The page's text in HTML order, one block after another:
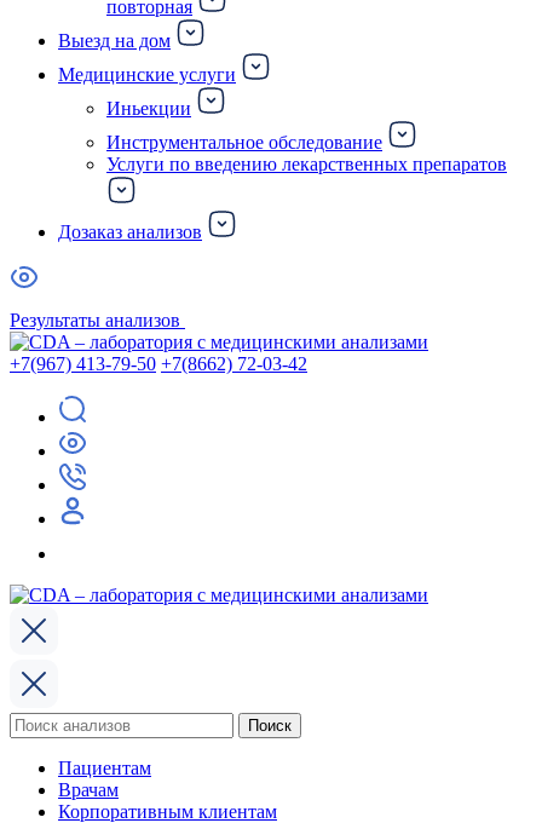
повторная
Выезд на дом
Медицинские услуги
Иньекции
Инструментальное обследование
Услуги по введению лекарственных препаратов
Дозаказ анализов
Результаты анализов
+7(967) 413-79-50 +7(8662) 72-03-42
Поиск
по:
Поиск
Пациентам
Врачам
Корпоративным клиентам